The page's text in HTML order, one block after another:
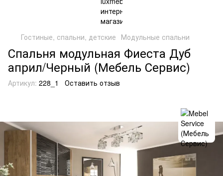
Гостиные, спальни, детские Модульные спальни
Спальня модульная Фиеста Дуб
април/Черный (Мебель Сервис)
Артикул: 228_1 Оставить отзыв